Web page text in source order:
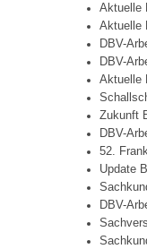
Aktuelle
Aktuelle
DBV-
DBV-
Aktuelle
Zukunft
DBV-
52.
Update
DBV-